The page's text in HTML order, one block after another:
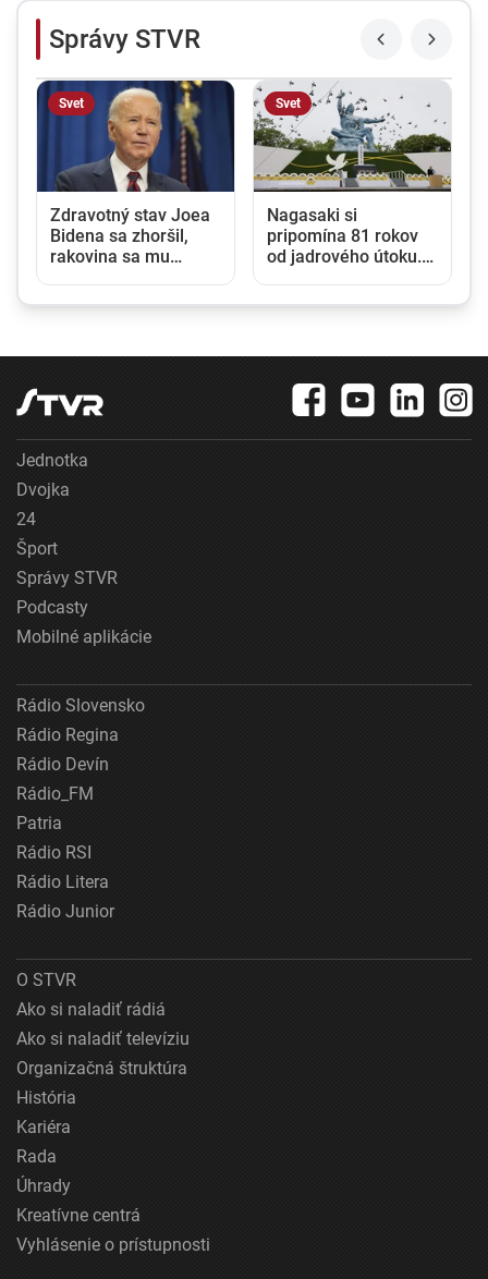
Správy STVR
Svet
Zdravotný stav Joea
Bidena sa zhoršil,
rakovina sa mu
Svet
Nagasaki si
pripomína 81 rokov
od jadrového útoku.
Jednotka
Dvojka
24
Šport
Správy STVR
Podcasty
Mobilné aplikácie
Rádio Slovensko
Rádio Regina
Rádio Devín
Rádio_FM
Patria
Rádio RSI
Rádio Litera
Rádio Junior
O STVR
Ako si naladiť rádiá
Ako si naladiť televíziu
Organizačná štruktúra
História
Kariéra
Rada
Úhrady
Kreatívne centrá
Vyhlásenie o prístupnosti